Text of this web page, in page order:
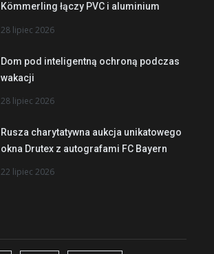
Kömmerling łączy PVC i aluminium
28 lipiec 2026
Dom pod inteligentną ochroną podczas
wakacji
28 lipiec 2026
Rusza charytatywna aukcja unikatowego
okna Drutex z autografami FC Bayern
22 lipiec 2026